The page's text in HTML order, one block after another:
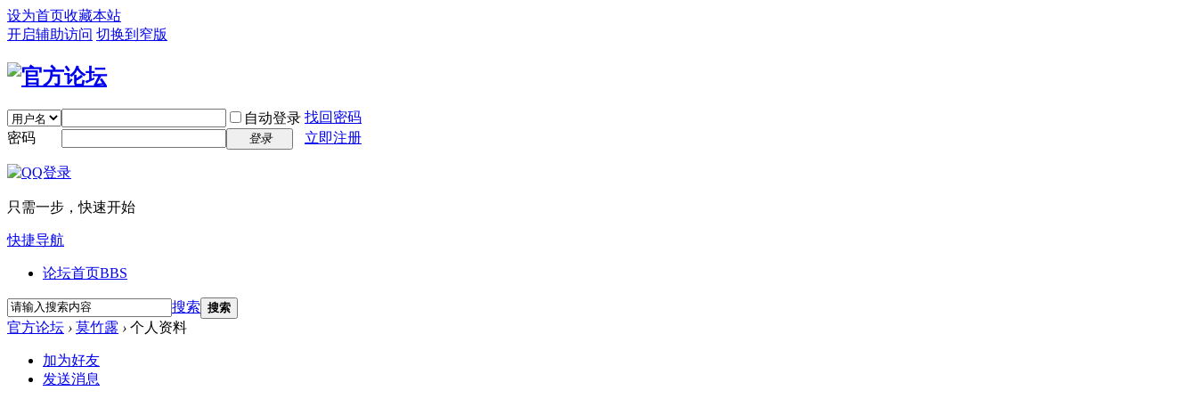
设为首页收藏本站
开启辅助访问 切换到窄版
自动登录 找回密码
密码
登录 立即注册
只需一步，快速开始
快捷导航
论坛首页BBS
搜索 搜索
官方论坛 › 莫竹露 › 个人资料
加为好友
发送消息